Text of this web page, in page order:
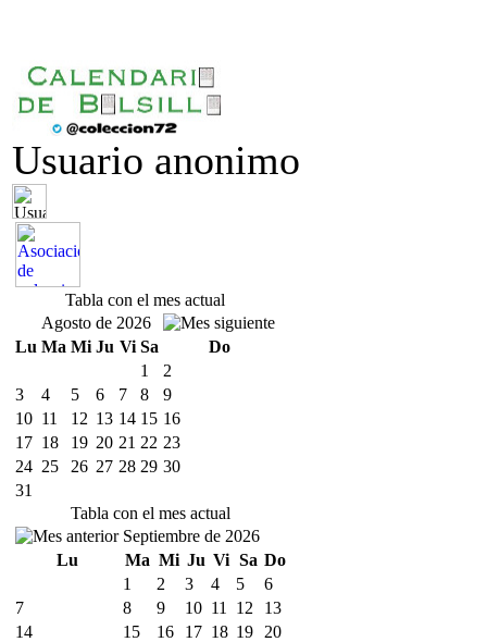
Usuario anonimo
Tabla con el mes actual
Agosto de 2026
Lu Ma Mi Ju Vi Sa
Do
1
2
3
4 5 6 7 8
9
10 11 12 13 14 15 16
17 18 19 20 21 22 23
24 25 26 27 28 29 30
31
Tabla con el mes actual
Septiembre de 2026
Lu
Ma Mi Ju Vi Sa Do
1
2 3 4 5
6
7
8 9 10 11 12
13
14
15 16 17 18 19
20